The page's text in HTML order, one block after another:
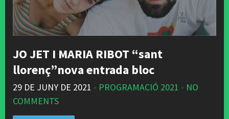
JO JET I MARIA RIBOT “sant
llorenç”nova entrada bloc
29 DE JUNY DE 2021 • PROGRAMACIÓ 2021 • NO
COMMENTS